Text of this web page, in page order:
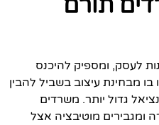
לעסק, ומספיק להיכנס
מבחינת עיצוב בשביל להבין
גדול יותר. משרדים
ומגבירים מוטיבציה אצל